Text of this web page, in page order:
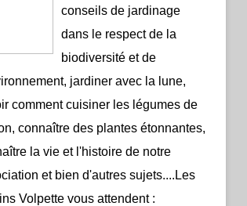
conseils de jardinage
dans le respect de la
biodiversité et de
jardiner avec la lune,
comment cuisiner les légumes de
connaître des plantes étonnantes,
la vie et l'histoire de notre
et bien d'autres sujets....Les
Volpette vous attendent :